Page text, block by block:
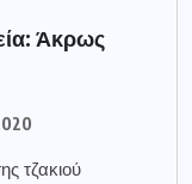
Άκρως
τζακιού